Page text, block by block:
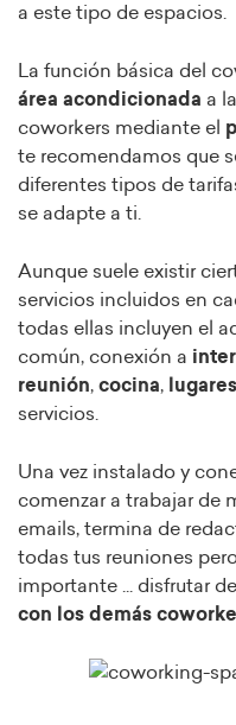
a este tipo de espacios.
La función básica del
área acondicionada a
coworkers mediante el
te recomendamos que
diferentes tipos de
se adapte a ti.
Aunque suele existir
servicios incluidos en
todas ellas incluyen el
común, conexión a
reunión, cocina,
servicios.
Una vez instalado y
comenzar a trabajar de
emails, termina de
todas tus reuniones
importante ... disfrutar
con los demás